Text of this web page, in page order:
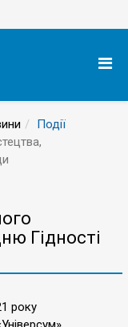
Події
Гідності
року